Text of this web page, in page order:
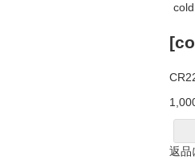
返品